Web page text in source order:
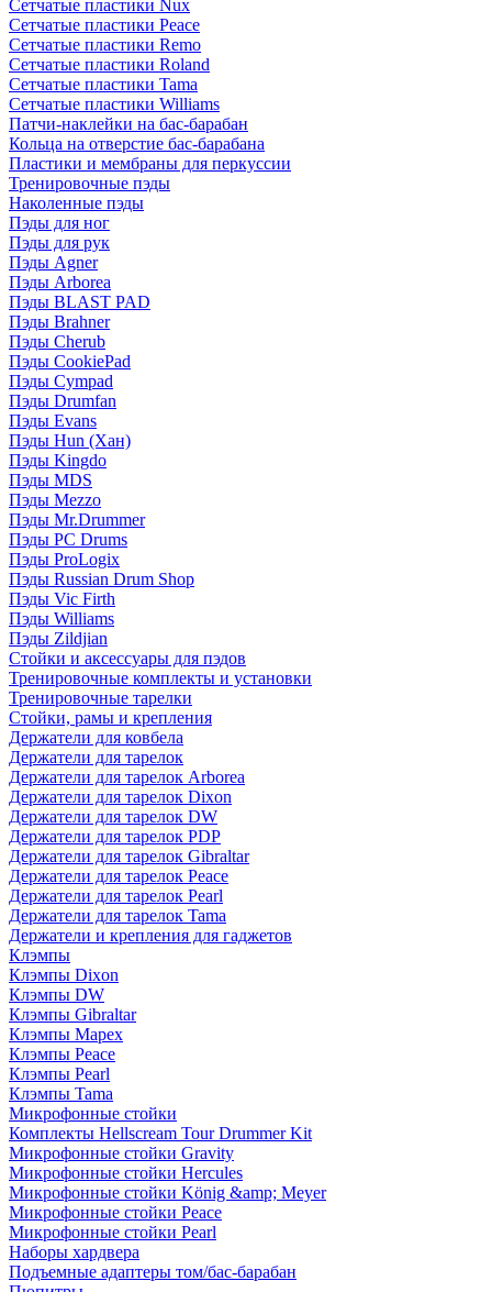
Сетчатые пластики Nux
Сетчатые пластики Peace
Сетчатые пластики Remo
Сетчатые пластики Roland
Сетчатые пластики Tama
Сетчатые пластики Williams
Патчи-наклейки на бас-барабан
Кольца на отверстие бас-барабана
Пластики и мембраны для перкуссии
Тренировочные пэды
Наколенные пэды
Пэды для ног
Пэды для рук
Пэды Agner
Пэды Arborea
Пэды BLAST PAD
Пэды Brahner
Пэды Cherub
Пэды CookiePad
Пэды Cympad
Пэды Drumfan
Пэды Evans
Пэды Hun (Хан)
Пэды Kingdo
Пэды MDS
Пэды Mezzo
Пэды Mr.Drummer
Пэды PC Drums
Пэды ProLogix
Пэды Russian Drum Shop
Пэды Vic Firth
Пэды Williams
Пэды Zildjian
Стойки и аксессуары для пэдов
Тренировочные комплекты и установки
Тренировочные тарелки
Стойки, рамы и крепления
Держатели для ковбела
Держатели для тарелок
Держатели для тарелок Arborea
Держатели для тарелок Dixon
Держатели для тарелок DW
Держатели для тарелок PDP
Держатели для тарелок Gibraltar
Держатели для тарелок Peace
Держатели для тарелок Pearl
Держатели для тарелок Tama
Держатели и крепления для гаджетов
Клэмпы
Клэмпы Dixon
Клэмпы DW
Клэмпы Gibraltar
Клэмпы Mapex
Клэмпы Peace
Клэмпы Pearl
Клэмпы Tama
Микрофонные стойки
Комплекты Hellscream Tour Drummer Kit
Микрофонные стойки Gravity
Микрофонные стойки Hercules
Микрофонные стойки König &amp; Meyer
Микрофонные стойки Peace
Микрофонные стойки Pearl
Наборы хардвера
Подъемные адаптеры том/бас-барабан